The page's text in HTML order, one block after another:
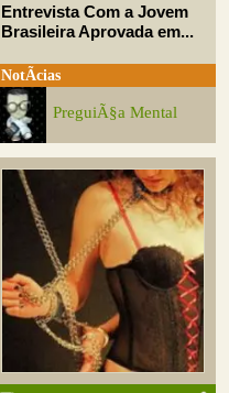
Entrevista Com a Jovem
Brasileira Aprovada em...
NotÃ­cias
PreguiÃ§a Mental